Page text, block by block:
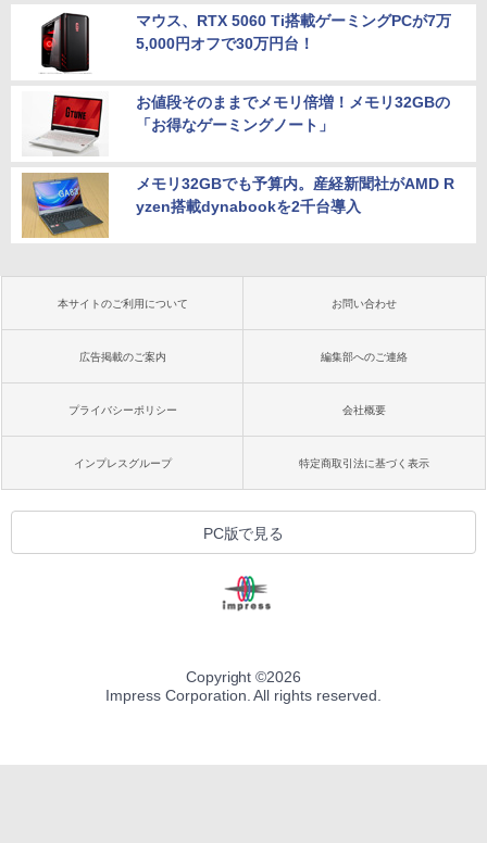
マウス、RTX 5060 Ti搭載ゲーミングPCが7万
5,000円オフで30万円台！
お値段そのままでメモリ倍増！メモリ32GBの
「お得なゲーミングノート」
メモリ32GBでも予算内。産経新聞社がAMD R
yzen搭載dynabookを2千台導入
本サイトのご利用について お問い合わせ
広告掲載のご案内 編集部へのご連絡
プライバシーポリシー 会社概要
インプレスグループ 特定商取引法に基づく表示
PC版で見る
Copyright ©2026
Impress Corporation. All rights reserved.